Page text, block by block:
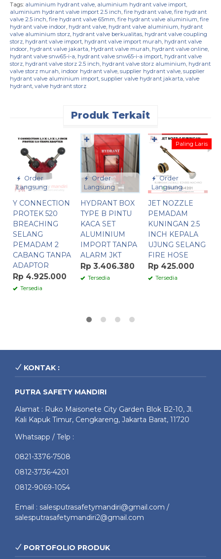
Tags: aluminium hydrant valve, aluminium hydrant valve import,
aluminium hydrant valve import 2.5 inch, fire hydrant valve, fire hydrant
valve 2.5 inch, fire hydrant valve 65mm, fire hydrant valve aluminium, fire
hydrant valve indoor, hydrant valve, hydrant valve aluminium, hydrant
valve aluminium storz, hydrant valve berkualitas, hydrant valve coupling
storz, hydrant valve import, hydrant valve import murah, hydrant valve
indoor, hydrant valve jakarta, Hydrant valve murah, hydrant valve online,
hydrant valve snw65-i-a, hydrant valve snw65-i-a import, hydrant valve
storz, hydrant valve storz 2.5 inch, hydrant valve storz aluminium, hydrant
valve storz murah, indoor hydrant valve, supplier hydrant valve, supplier
hydrant valve aluminium import, supplier valve hydrant jakarta, valve
hydrant, valve hydrant storz
Produk Terkait
Order
Langsung
Y CONNECTION
PROTEK 520
BREACHING
SELANG
PEMADAM 2
CABANG TANPA
ADAPTOR
Rp 4.925.000
Tersedia
Order
Langsung
HYDRANT BOX
TYPE B PINTU
KACA SET
ALUMINIUM
IMPORT TANPA
ALARM JKT
Rp 3.406.380
Tersedia
✚
Order
Langsung
Paling Laris
JET NOZZLE
PEMADAM
KUNINGAN 2.5
INCH KEPALA
UJUNG SELANG
FIRE HOSE
Rp 425.000
Tersedia
✚
KONTAK :
PUTRA SAFETY MANDIRI
Alamat : Ruko Maisonete City Garden Blok B2-10, Jl.
Kali Kapuk Timur, Cengkareng, Jakarta Barat, 11720
Whatsapp / Telp :
0821-3376-7508
0812-3736-4201
0812-9069-1054
Email : salesputrasafetymandiri@gmail.com /
salesputrasafetymandiri2@gmail.com
PORTOFOLIO PRODUK